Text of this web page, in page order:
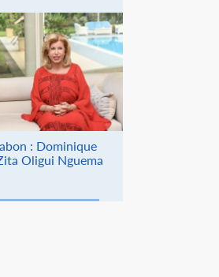
: Dominique
Oligui Nguema